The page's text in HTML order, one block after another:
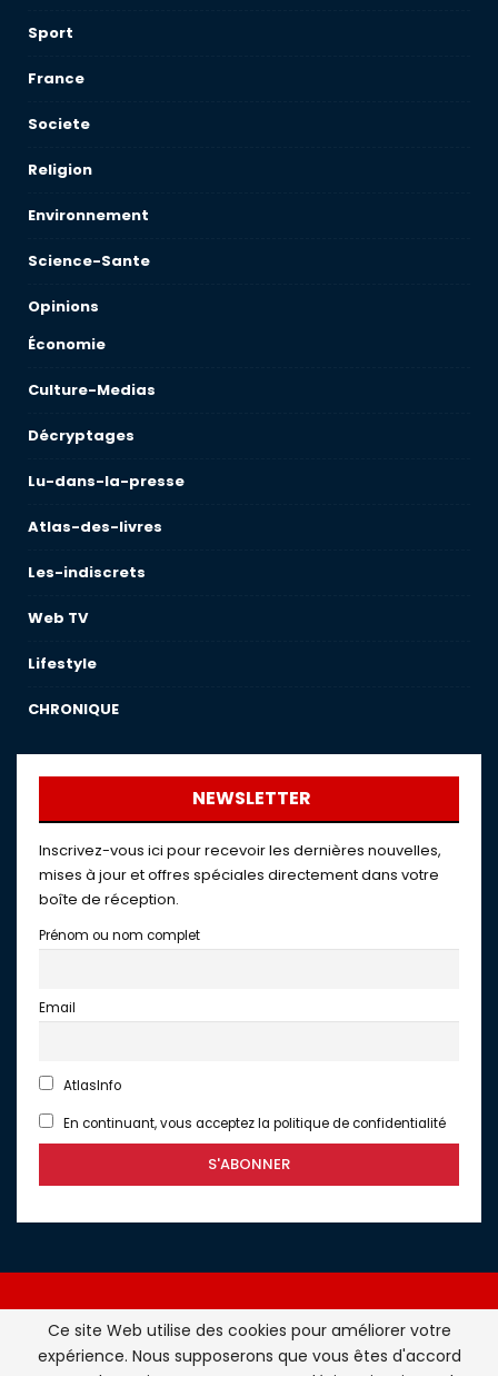
Sport
France
Societe
Religion
Environnement
Science-Sante
Opinions
Économie
Culture-Medias
Décryptages
Lu-dans-la-presse
Atlas-des-livres
Les-indiscrets
Web TV
Lifestyle
CHRONIQUE
NEWSLETTER
Inscrivez-vous ici pour recevoir les dernières nouvelles,
mises à jour et offres spéciales directement dans votre
boîte de réception.
Prénom ou nom complet
Email
AtlasInfo
En continuant, vous acceptez la politique de confidentialité
Atlasinfo.fr : l'essentiel de l'actualité de la France et du
Ce site Web utilise des cookies pour améliorer votre
expérience. Nous supposerons que vous êtes d'accord